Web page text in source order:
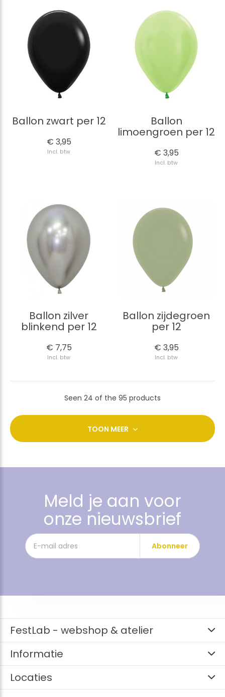
Ballon zwart per 12
€ 3,95
Incl. btw
Ballon
limoengroen per 12
€ 3,95
Incl. btw
Ballon zilver
blinkend per 12
€ 7,75
Incl. btw
Ballon zijdegroen
per 12
€ 3,95
Incl. btw
Seen 24 of the 95 products
TOON MEER
Meld je aan voor
onze nieuwsbrief
Abonneer
FestLab - webshop & atelier
Informatie
Locaties